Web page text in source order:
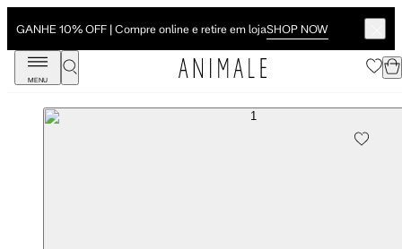
GANHE 10% OFF | Compre online e retire em lojaSHOP NOW
MENU